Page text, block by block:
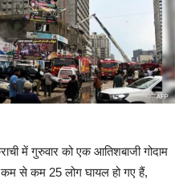
में गुरुवार को एक आतिशबाजी गोदाम
से कम 25 लोग घायल हो गए हैं,